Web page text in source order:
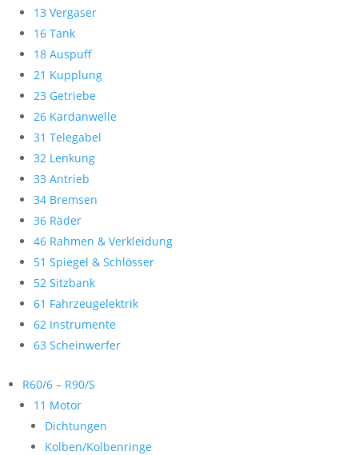
13 Vergaser
16 Tank
18 Auspuff
21 Kupplung
23 Getriebe
26 Kardanwelle
31 Telegabel
32 Lenkung
33 Antrieb
34 Bremsen
36 Räder
46 Rahmen & Verkleidung
51 Spiegel & Schlösser
52 Sitzbank
61 Fahrzeugelektrik
62 Instrumente
63 Scheinwerfer
R60/6 – R90/S
11 Motor
Dichtungen
Kolben/Kolbenringe